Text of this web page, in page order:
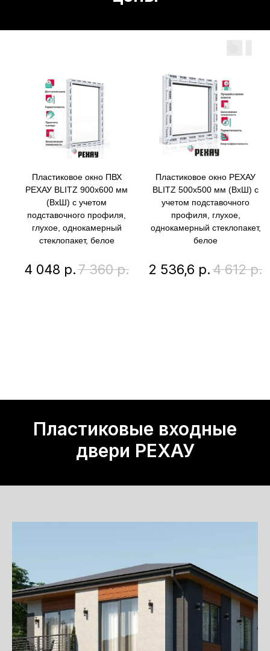
Пластиковое окно ПВХ
РЕХАУ BLITZ 900х600 мм
(ВхШ) с учетом
подставочного профиля,
глухое, однокамерный
стеклопакет, белое
4 048 р.7 360 р.
Пластиковое окно РЕХАУ
BLITZ 500х500 мм (ВхШ) с
учетом подставочного
профиля, глухое,
однокамерный стеклопакет,
белое
2 536,6 р.4 612 р.
Пластиковые входные
двери РЕХАУ